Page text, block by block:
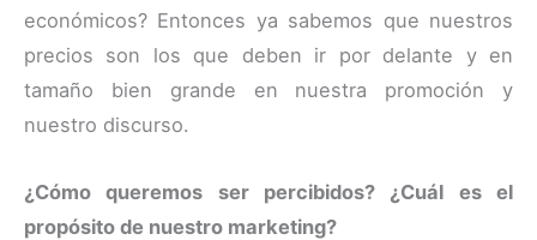
económicos? Entonces ya sabemos que nuestros
precios son los que deben ir por delante y en
tamaño bien grande en nuestra promoción y
nuestro discurso.
¿Cómo queremos ser percibidos? ¿Cuál es el
propósito de nuestro marketing?